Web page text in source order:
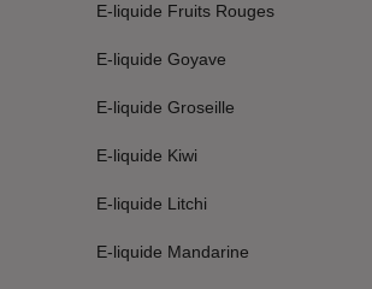
E-liquide Fruits Rouges
E-liquide Goyave
E-liquide Groseille
E-liquide Kiwi
E-liquide Litchi
E-liquide Mandarine